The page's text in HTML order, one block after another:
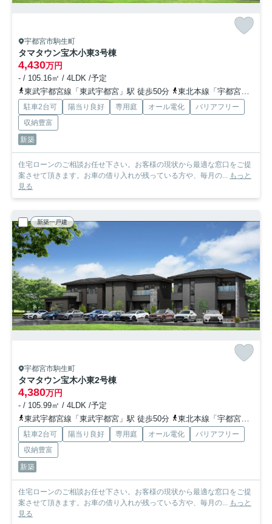
宇都宮市駒生町
タマタウン宝木小東3号棟
4,430万円
- / 105.16㎡ / 4LDK /予定
東武宇都宮線「東武宇都宮」駅 徒歩50分
東北本線「宇都宮」駅 徒歩68分
駐車2台可 陽当り良好 専用庭 オール電化
バリアフリー
収納豊富
新築
住宅ローンのご相談お任せ下さい。お客様の現状から最適な窓口をご提
案させて頂きます。お車の借り入れが残っている方や、毎月の... もっと
見る
新築一戸建
宇都宮市駒生町
タマタウン宝木小東2号棟
4,380万円
- / 105.99㎡ / 4LDK /予定
東武宇都宮線「東武宇都宮」駅 徒歩50分
東北本線「宇都宮」駅 徒歩68分
駐車2台可 陽当り良好 専用庭 オール電化
バリアフリー
収納豊富
新築
住宅ローンのご相談お任せ下さい。お客様の現状から最適な窓口をご提
案させて頂きます。お車の借り入れが残っている方や、毎月の... もっと
見る